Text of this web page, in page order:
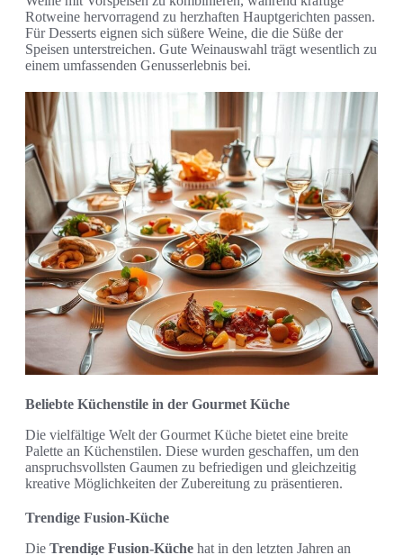
Rotweine hervorragend zu herzhaften Hauptgerichten passen.
Für Desserts eignen sich süßere Weine, die die Süße der
Speisen unterstreichen. Gute Weinauswahl trägt wesentlich zu
einem umfassenden Genusserlebnis bei.
Beliebte Küchenstile in der Gourmet Küche
Die vielfältige Welt der Gourmet Küche bietet eine breite
Palette an Küchenstilen. Diese wurden geschaffen, um den
anspruchsvollsten Gaumen zu befriedigen und gleichzeitig
kreative Möglichkeiten der Zubereitung zu präsentieren.
Trendige Fusion-Küche
Die Trendige Fusion-Küche hat in den letzten Jahren an